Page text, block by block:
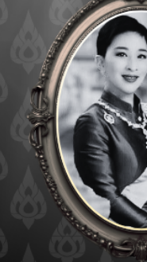
Precongress
Workshop: Dental
Sleep Medicine 2025